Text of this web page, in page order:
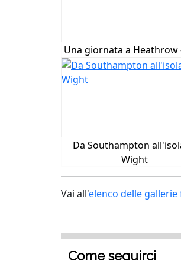
Una giornata a Heathrow
Da Southampton
Wight
Vai all'elenco delle
Come seguirci